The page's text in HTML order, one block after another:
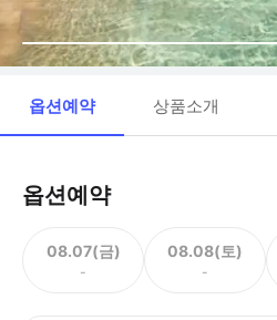
옵션예약 상품소개
옵션예약
08.07(금)
-
08.08(토)
-